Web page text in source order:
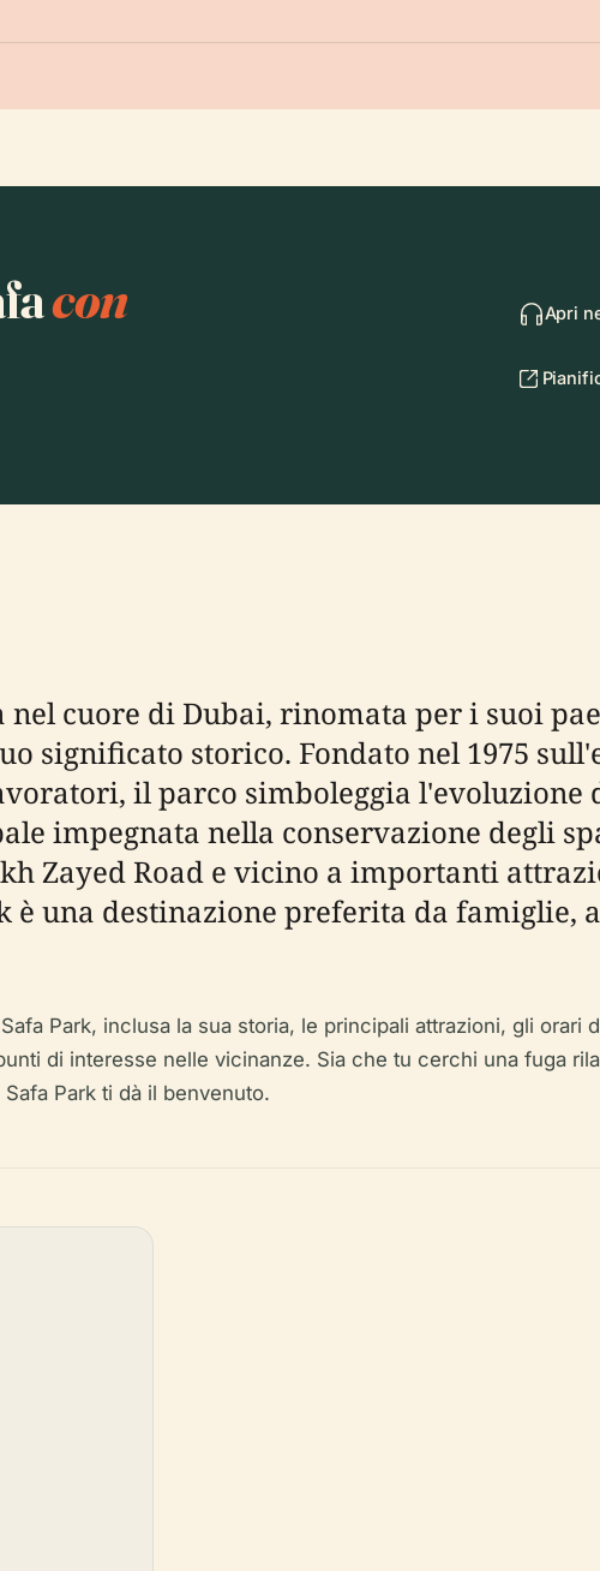
con Apri
cuore di Dubai, rinomata per i suoi
significato storico. Fondato nel 1975
il parco simboleggia l'evoluzione
impegnata nella conservazione degli
Zayed Road e vicino a importanti
è una destinazione preferita da famiglie,
Park, inclusa la sua storia, le principali attrazioni, gli orari
di interesse nelle vicinanze. Sia che tu cerchi una fuga
Park ti dà il benvenuto.